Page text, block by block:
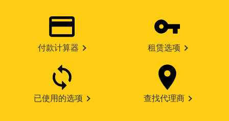
付款计算器 租赁选项
已使用的选项 查找代理商